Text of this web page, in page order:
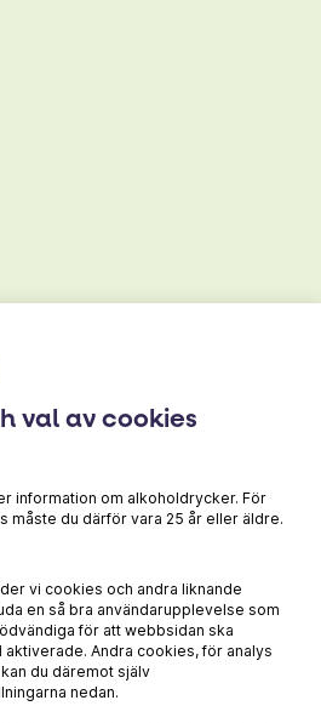
pizza
val av cookies
information om alkoholdrycker. För
måste du därför vara 25 år eller äldre.
vi cookies och andra liknande
en så bra användarupplevelse som
för att webbsidan ska
Andra cookies, för analys
du däremot själv
nedan.